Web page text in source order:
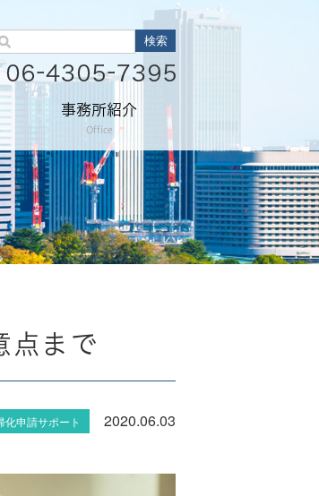
事務所紹介
Office
点まで
化申請サポート 2020.06.03